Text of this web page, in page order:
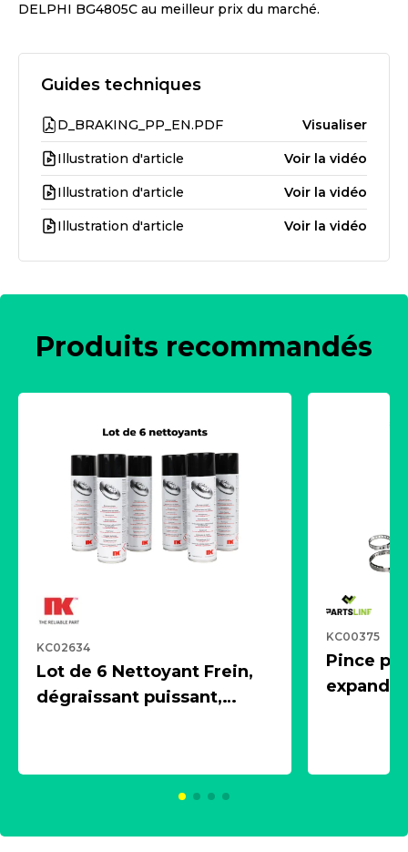
DELPHI BG4805C au meilleur prix du marché.
Guides techniques
D_BRAKING_PP_EN.PDF Visualiser
Illustration d'article Voir la vidéo
Illustration d'article Voir la vidéo
Illustration d'article Voir la vidéo
Produits recommandés
KC02634
Lot de 6 Nettoyant Frein,
dégraissant puissant,
KC00375
Pince